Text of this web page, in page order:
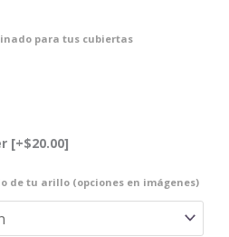
para tus cubiertas
[+$20.00]
de tu arillo (opciones en imágenes)